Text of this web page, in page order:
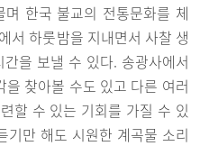
한국 불교의 전통문화를 체
서 하룻밤을 지내면서 사찰 생
을 보낼 수 있다. 송광사에서
찾아볼 수도 있고 다른 여러
할 수 있는 기회를 가질 수 있
기만 해도 시원한 계곡물 소리